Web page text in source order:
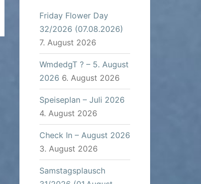
Friday Flower Day
32/2026 (07.08.2026)
7. August 2026
WmdedgT ? – 5. August
2026 6. August 2026
Speiseplan – Juli 2026
4. August 2026
Check In – August 2026
3. August 2026
Samstagsplausch